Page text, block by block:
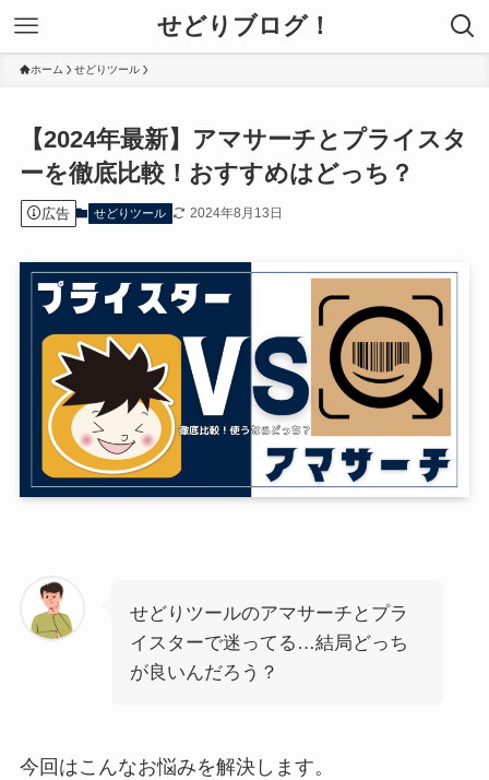
せどりブログ！
ホーム せどりツール
【2024年最新】アマサーチとプライスタ
ーを徹底比較！おすすめはどっち？
広告 せどりツール 2024年8月13日
せどりツールのアマサーチとプラ
イスターで迷ってる…結局どっち
が良いんだろう？
今回はこんなお悩みを解決します。